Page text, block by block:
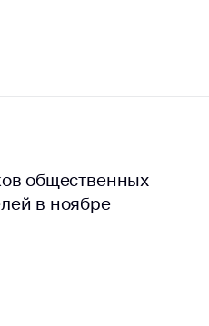
Сообщить
технику
Решение
по
факта
общественных
в ноябре